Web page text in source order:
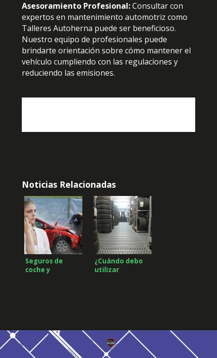
Asesoramiento Profesional:Consultar con
expertos en mantenimiento automotriz como
Talleres Autoherna puede ser beneficioso.
Nuestro equipo de profesionales puede
brindarte orientación sobre cómo mantener el
vehículo cumpliendo con las regulaciones y
reduciendo las emisiones.
Noticias Relacionadas
Seguros de
coche y
¿Cuándo debo
utilizar